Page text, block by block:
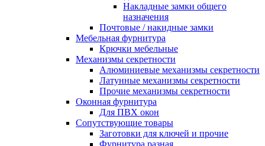
Накладные замки общего
назначения
Почтовые / накидные замки
Мебельная фурнитура
Крючки мебельные
Механизмы секретности
Алюминиевые механизмы секретности
Латунные механизмы секретности
Прочие механизмы секретности
Оконная фурнитура
Для ПВХ окон
Сопутствующие товары
Заготовки для ключей и прочие